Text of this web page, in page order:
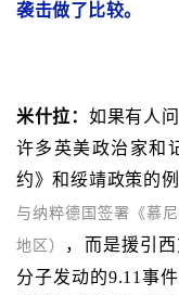
袭击做了比较。
米什拉： 如果有人
许多英美政治家和
约》和绥靖政策的
与纳粹德国签署《慕
地区）
，而是援引
分子发动的9.11事